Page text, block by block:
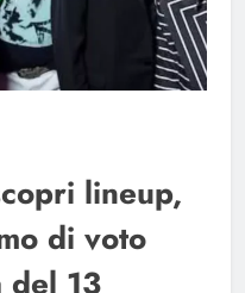
lineup,
di voto